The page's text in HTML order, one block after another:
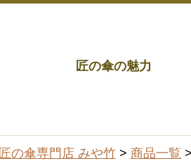
匠の傘の魅力
匠の傘専門店 みや竹 > 商品一覧 >